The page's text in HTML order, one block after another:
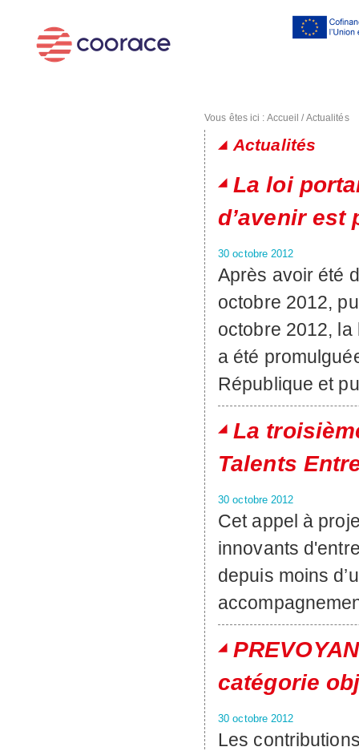
Vous êtes ici : Accueil /Actualités
Actualités
La loi
d’avenir est
30 octobre 2012
Après avoir été
octobre 2012,
octobre 2012, la
a été
République et
La
Talents
30 octobre 2012
Cet appel à
innovants
depuis moins
catégorie
30 octobre 2012
Les
Pages